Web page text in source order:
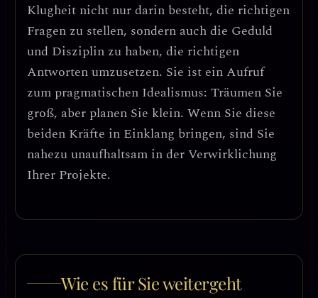
Klugheit nicht nur darin besteht, die richtigen
Fragen zu stellen, sondern auch die Geduld
und Disziplin zu haben, die richtigen
Antworten umzusetzen. Sie ist ein Aufruf
zum pragmatischen Idealismus: Träumen Sie
groß, aber planen Sie klein. Wenn Sie diese
beiden Kräfte in Einklang bringen, sind Sie
nahezu unaufhaltsam in der Verwirklichung
Ihrer Projekte.
Wie es für Sie weitergeht